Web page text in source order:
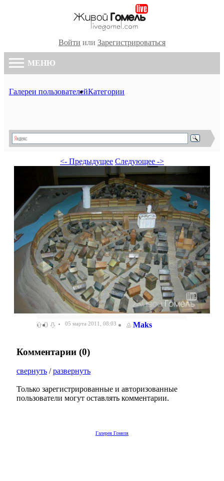
Войти или Зарегистрироваться
МЕНЮ
Галереи пользователейКатегории
<- Предыдущее Следующее ->
0 05 марта 2011, 08:03 Maks
Комментарии (0)
свернуть /развернуть
Только зарегистрированные и авторизованные
пользователи могут оставлять комментарии.
Галерея Гомеля